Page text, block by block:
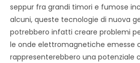
seppur fra grandi timori e fumose
alcuni, queste tecnologie di nuova
potrebbero infatti creare problemi
le onde elettromagnetiche emesse
rappresenterebbero una potenziale